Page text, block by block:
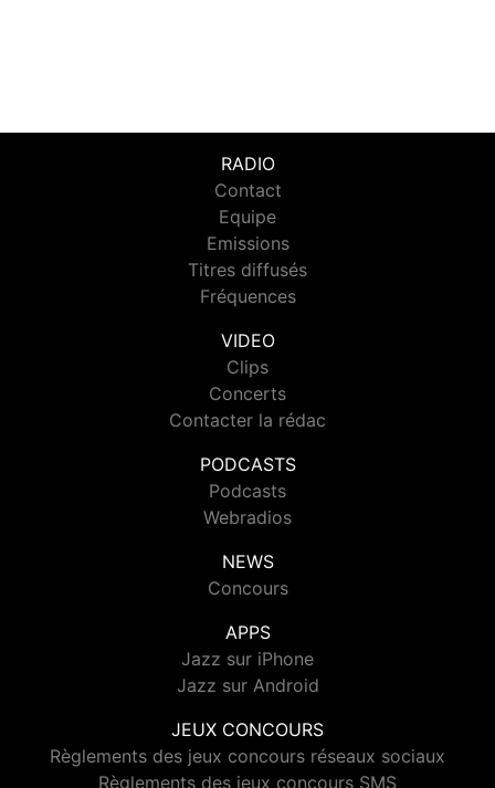
RADIO
Contact
Equipe
Emissions
Titres diffusés
Fréquences
VIDEO
Clips
Concerts
Contacter la rédac
PODCASTS
Podcasts
Webradios
NEWS
Concours
APPS
Jazz sur iPhone
Jazz sur Android
JEUX CONCOURS
Règlements des jeux concours réseaux sociaux
Règlements des jeux concours SMS